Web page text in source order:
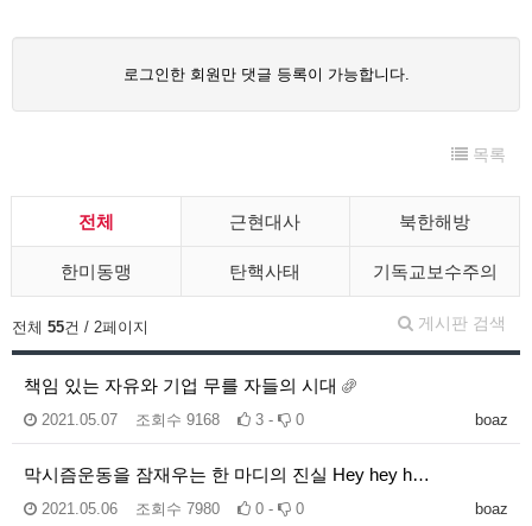
로그인한 회원만 댓글 등록이 가능합니다.
목록
전체 근현대사 북한해방
한미동맹 탄핵사태 기독교보수주의
게시판 검색
전체 55건 / 2페이지
책임 있는 자유와 기업 무를 자들의 시대
boaz
2021.05.07 조회수 9168 3 - 0
막시즘운동을 잠재우는 한 마디의 진실 Hey hey h…
boaz
2021.05.06 조회수 7980 0 - 0